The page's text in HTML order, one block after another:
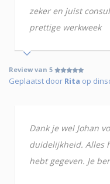
zeker en juist
prettige werkweek
Review van 5
Geplaatst door Rita op
Dank je wel Johan
duidelijkheid. Alles
hebt gegeven. Je